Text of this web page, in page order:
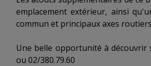
emplacement extérieur, ainsi
commun et principaux axes
Une belle opportunité à découvrir
ou 02/380.79.60